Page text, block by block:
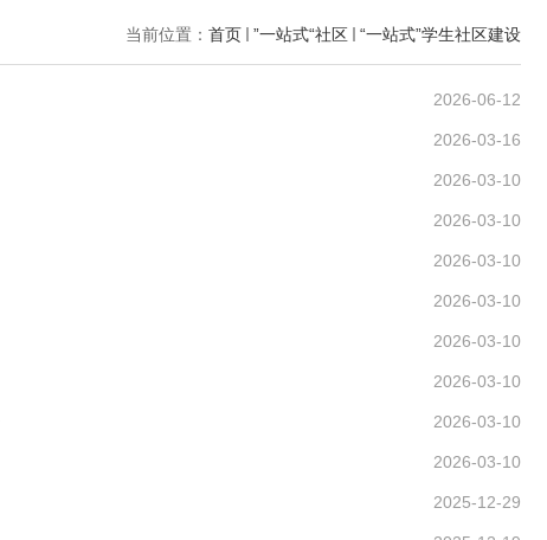
当前位置： 首页 ”一站式“社区 “一站式”学生社区建设
2026-06-12
2026-03-16
2026-03-10
2026-03-10
2026-03-10
2026-03-10
2026-03-10
2026-03-10
2026-03-10
2026-03-10
2025-12-29